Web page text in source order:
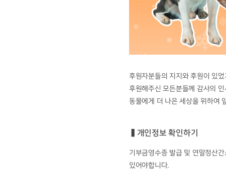
후원자분들의 지지와 후원이 있
후원해주신 모든분들께 감사의
동물에게 더 나은 세상을 위하여
▍개인정보 확인하기
기부금영수증 발급 및 연말정산
있어야합니다.